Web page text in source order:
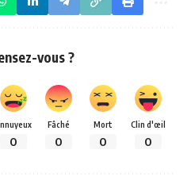
vous ?
0
Fâché
0
Mort
0
Clin d'œil
0